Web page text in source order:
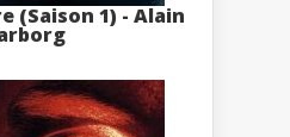
(Saison 1) - Alain